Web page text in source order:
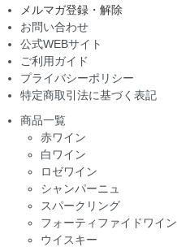
メルマガ登録・解除
お問い合わせ
公式WEBサイト
ご利用ガイド
プライバシーポリシー
特定商取引法に基づく表記
商品一覧
赤ワイン
白ワイン
ロゼワイン
シャンパーニュ
スパークリング
フォーティファイドワイン
ウイスキー